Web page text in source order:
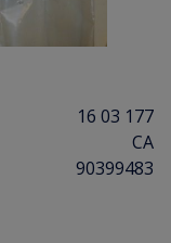
16 03 177
CA
90399483